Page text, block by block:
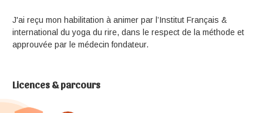
J'ai reçu mon habilitation à animer par l’Institut Français &
international du yoga du rire, dans le respect de la méthode et
approuvée par le médecin fondateur.
Licences & parcours